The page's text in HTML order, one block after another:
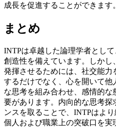
成長を促進することができます。
まとめ
INTPは卓越した論理学者とし
創造性を備えています。しかし
発揮させるためには、社交能力
するだけでなく、心を開いて
な思考を組み合わせ、感情的
要があります。内向的な思考探
ンスを取ることで、INTPはよ
個人および職業上の突破口を実